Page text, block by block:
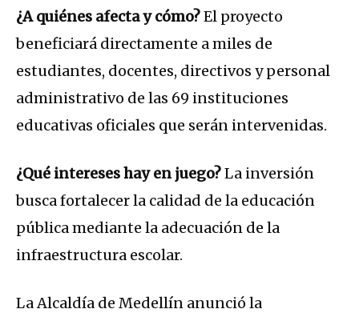
¿A quiénes afecta y cómo?El proyecto
beneficiará directamente a miles de
estudiantes, docentes, directivos y personal
administrativo de las 69 instituciones
educativas oficiales que serán intervenidas.
¿Qué intereses hay en juego?La inversión
busca fortalecer la calidad de la educación
pública mediante la adecuación de la
infraestructura escolar.
La Alcaldía de Medellín anunció la